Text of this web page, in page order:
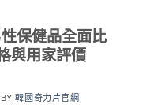
保健品全面比
與用家評價
BY韓國奇力片官網